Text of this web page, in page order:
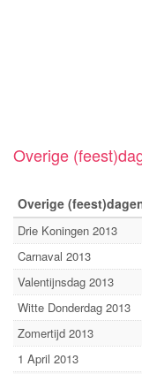
Overige
Overige
Drie Koningen 2013
Carnaval 2013
Valentijnsdag 2013
Witte Donderdag 2013
Zomertijd 2013
1 April 2013